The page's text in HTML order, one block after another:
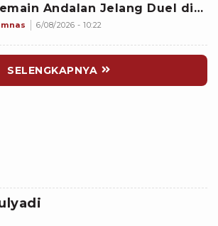
Andalan Jelang Duel di
AFF 2026
6/08/2026 - 10:22
SELENGKAPNYA